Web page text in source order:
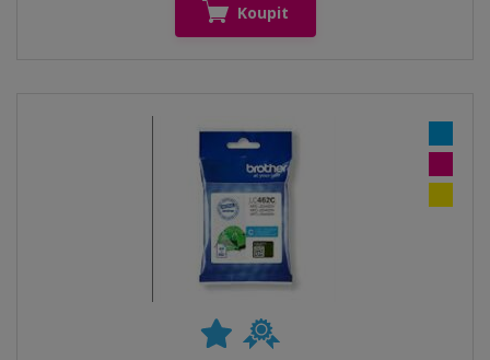
Koupit